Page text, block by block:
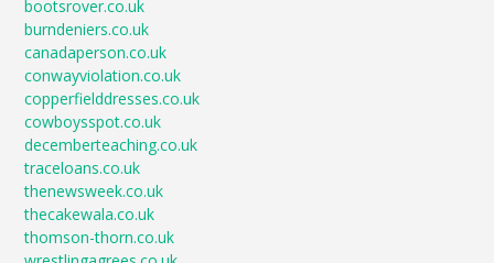
bootsrover.co.uk
burndeniers.co.uk
canadaperson.co.uk
conwayviolation.co.uk
copperfielddresses.co.uk
cowboysspot.co.uk
decemberteaching.co.uk
traceloans.co.uk
thenewsweek.co.uk
thecakewala.co.uk
thomson-thorn.co.uk